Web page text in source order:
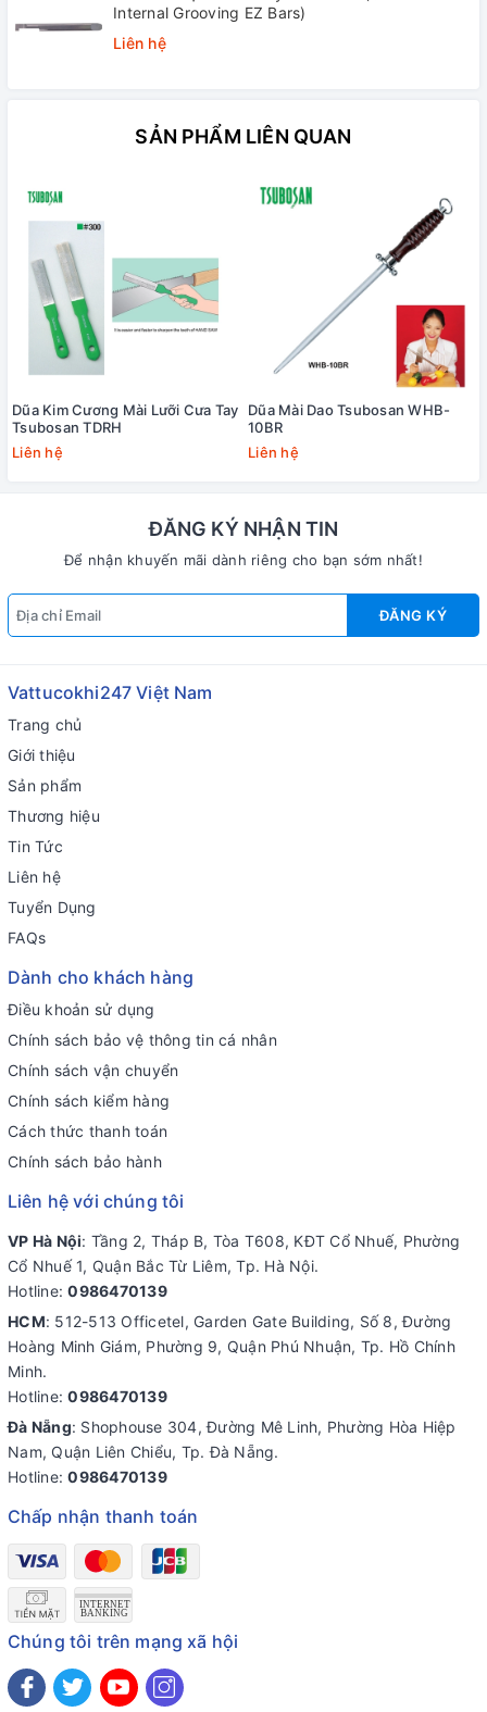
Internal Grooving EZ Bars)
Liên hệ
SẢN PHẨM LIÊN QUAN
Dũa Kim Cương Mài Lưỡi Cưa Tay
Tsubosan TDRH
Liên hệ
Dũa Mài Dao Tsubosan WHB-
10BR
Liên hệ
ĐĂNG KÝ NHẬN TIN
Để nhận khuyến mãi dành riêng cho bạn sớm nhất!
ĐĂNG KÝ
Vattucokhi247 Việt Nam
Trang chủ
Giới thiệu
Sản phẩm
Thương hiệu
Tin Tức
Liên hệ
Tuyển Dụng
FAQs
Dành cho khách hàng
Điều khoản sử dụng
Chính sách bảo vệ thông tin cá nhân
Chính sách vận chuyển
Chính sách kiểm hàng
Cách thức thanh toán
Chính sách bảo hành
Liên hệ với chúng tôi
VP Hà Nội: Tầng 2, Tháp B, Tòa T608, KĐT Cổ Nhuế, Phường
Cổ Nhuế 1, Quận Bắc Từ Liêm, Tp. Hà Nội.
Hotline:0986470139
HCM: 512-513 Officetel, Garden Gate Building, Số 8, Đường
Hoàng Minh Giám, Phường 9, Quận Phú Nhuận, Tp. Hồ Chính
Minh.
Hotline:0986470139
Đà Nẵng: Shophouse 304, Đường Mê Linh, Phường Hòa Hiệp
Nam, Quận Liên Chiểu, Tp. Đà Nẵng.
Hotline:0986470139
Chấp nhận thanh toán
Chúng tôi trên mạng xã hội